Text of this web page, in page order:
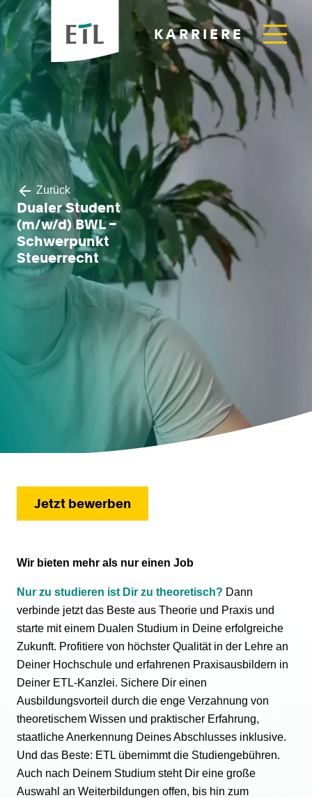
KARRIERE
Zurück
Dualer Student
(m/w/d) BWL –
Schwerpunkt
Steuerrecht
Jetzt bewerben
Wir bieten mehr als nur einen Job
Nur zu studieren ist Dir zu theoretisch? Dann
verbinde jetzt das Beste aus Theorie und Praxis und
starte mit einem Dualen Studium in Deine erfolgreiche
Zukunft. Profitiere von höchster Qualität in der Lehre an
Deiner Hochschule und erfahrenen Praxisausbildern in
Deiner ETL-Kanzlei. Sichere Dir einen
Ausbildungsvorteil durch die enge Verzahnung von
theoretischem Wissen und praktischer Erfahrung,
staatliche Anerkennung Deines Abschlusses inklusive.
Und das Beste: ETL übernimmt die Studiengebühren.
Auch nach Deinem Studium steht Dir eine große
Auswahl an Weiterbildungen offen, bis hin zum